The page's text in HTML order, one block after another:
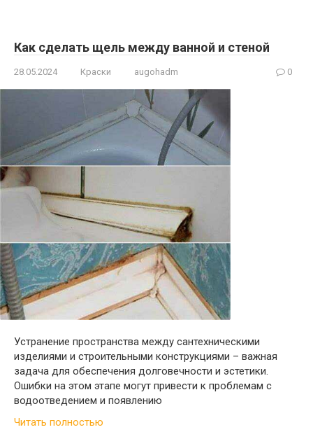
Как сделать щель между ванной и стеной
28.05.2024 Краски augohadm 0
Устранение пространства между сантехническими
изделиями и строительными конструкциями – важная
задача для обеспечения долговечности и эстетики.
Ошибки на этом этапе могут привести к проблемам с
водоотведением и появлению
Читать полностью